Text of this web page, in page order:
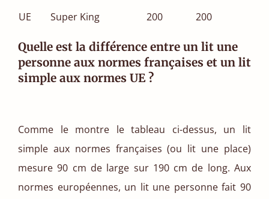
UE Super King 200 200
Quelle est la différence entre un lit une
personne aux normes françaises et un lit
simple aux normes UE ?
Comme le montre le tableau ci-dessus, un lit
simple aux normes françaises (ou lit une place)
mesure 90 cm de large sur 190 cm de long. Aux
normes européennes, un lit une personne fait 90